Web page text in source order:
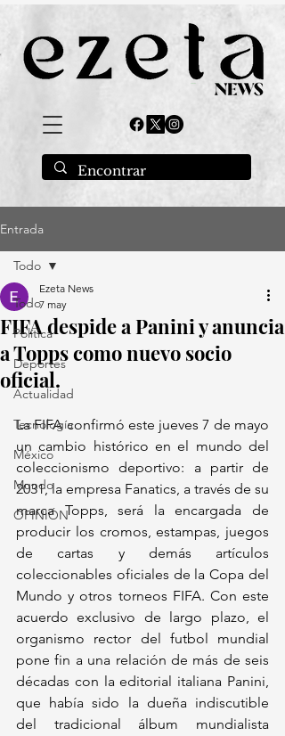
Entrada
Todo
Política
Deportes
Actualidad
Tecnología
México
Mundo
OPINIÓN
Todo
FIFA despide a Panini y anuncia
a Topps como nuevo socio
oficial.
Ezeta News
7 may
La FIFA confirmó este jueves 7 de mayo
un cambio histórico en el mundo del
coleccionismo deportivo: a partir de
2031, la empresa Fanatics, a través de su
marca Topps, será la encargada de
producir los cromos, estampas, juegos
de cartas y demás artículos
coleccionables oficiales de la Copa del
Mundo y otros torneos FIFA. Con este
acuerdo exclusivo de largo plazo, el
organismo rector del futbol mundial
pone fin a una relación de más de seis
décadas con la editorial italiana Panini,
que había sido la dueña indiscutible
del tradicional álbum mundialista